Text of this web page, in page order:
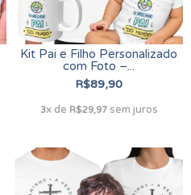
Kit Pai e Filho Personalizado
com Foto –...
R$89,90
3x de R$29,97sem juros